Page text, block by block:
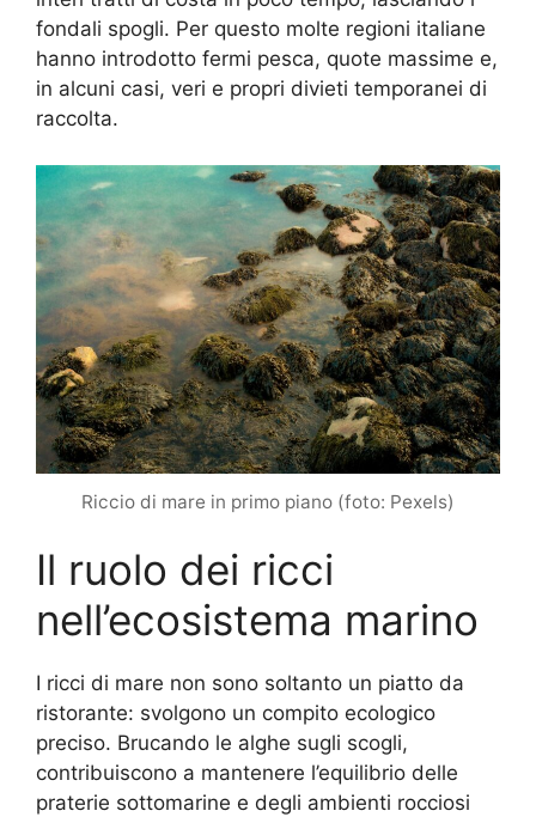
fondali spogli. Per questo molte regioni italiane
hanno introdotto fermi pesca, quote massime e,
in alcuni casi, veri e propri divieti temporanei di
raccolta.
Riccio di mare in primo piano (foto: Pexels)
Il ruolo dei ricci
nell’ecosistema marino
I ricci di mare non sono soltanto un piatto da
ristorante: svolgono un compito ecologico
preciso. Brucando le alghe sugli scogli,
contribuiscono a mantenere l’equilibrio delle
praterie sottomarine e degli ambienti rocciosi